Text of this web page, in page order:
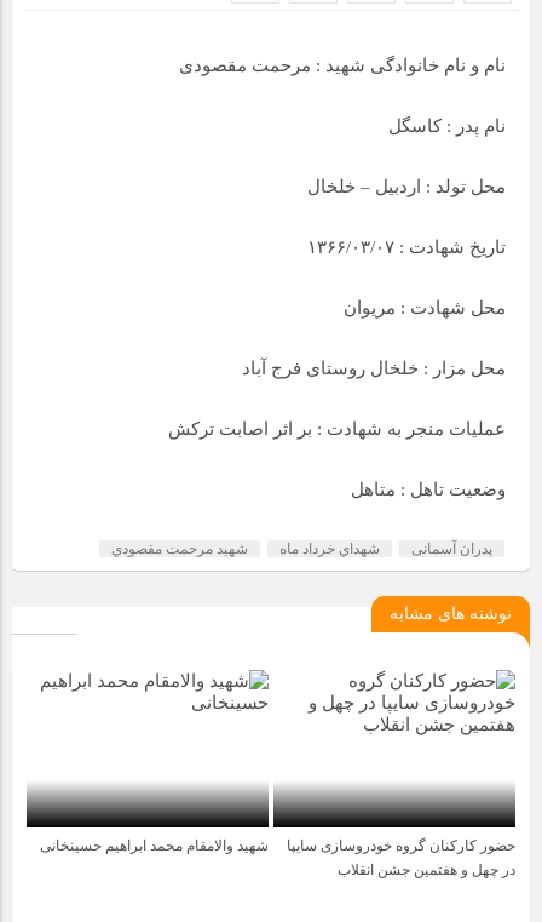
نام و نام خانوادگی شهید : مرحمت مقصودی
نام پدر : کاسگل
محل تولد : اردبیل – خلخال
تاریخ شهادت : ۱۳۶۶/۰۳/۰۷
محل شهادت : مریوان
محل مزار : خلخال روستای فرج آباد
عملیات منجر به شهادت : بر اثر اصابت ترکش
وضعیت تاهل : متاهل
پدران آسمانی شهداي خرداد ماه شهيد مرحمت مقصودي
نوشته های مشابه
5 ماه قبل
حضور کارکنان گروه خودروسازی سایپا
در چهل و هفتمین جشن انقلاب
شهید والامقام محمد ابراهیم حسینخانی